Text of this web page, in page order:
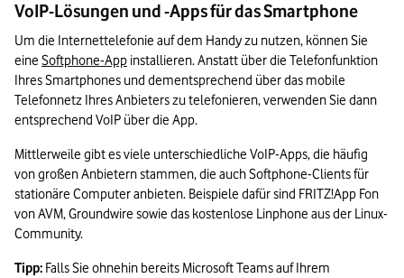
VoIP-Lösungen und -Apps für das Smartphone
Um die Internettelefonie auf dem Handy zu nutzen, können Sie
eine Softphone-App installieren. Anstatt über die Telefonfunktion
Ihres Smartphones und dementsprechend über das mobile
Telefonnetz Ihres Anbieters zu telefonieren, verwenden Sie dann
entsprechend VoIP über die App.
Mittlerweile gibt es viele unterschiedliche VoIP-Apps, die häufig
von großen Anbietern stammen, die auch Softphone-Clients für
stationäre Computer anbieten. Beispiele dafür sind FRITZ!App Fon
von AVM, Groundwire sowie das kostenlose Linphone aus der Linux-
Community.
Tipp: Falls Sie ohnehin bereits Microsoft Teams auf Ihrem